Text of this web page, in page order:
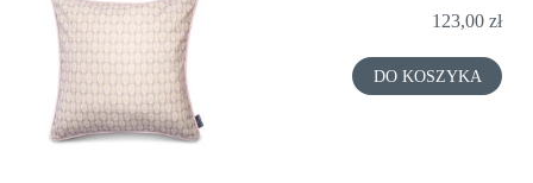
123,00 zł
DO KOSZYKA